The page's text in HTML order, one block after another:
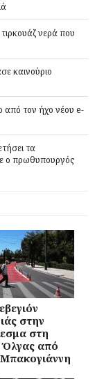
νερά που
καινούριο
από τον ήχο νέου e-
τα
ο πρωθυπουργός
στην
στη
Όλγας από